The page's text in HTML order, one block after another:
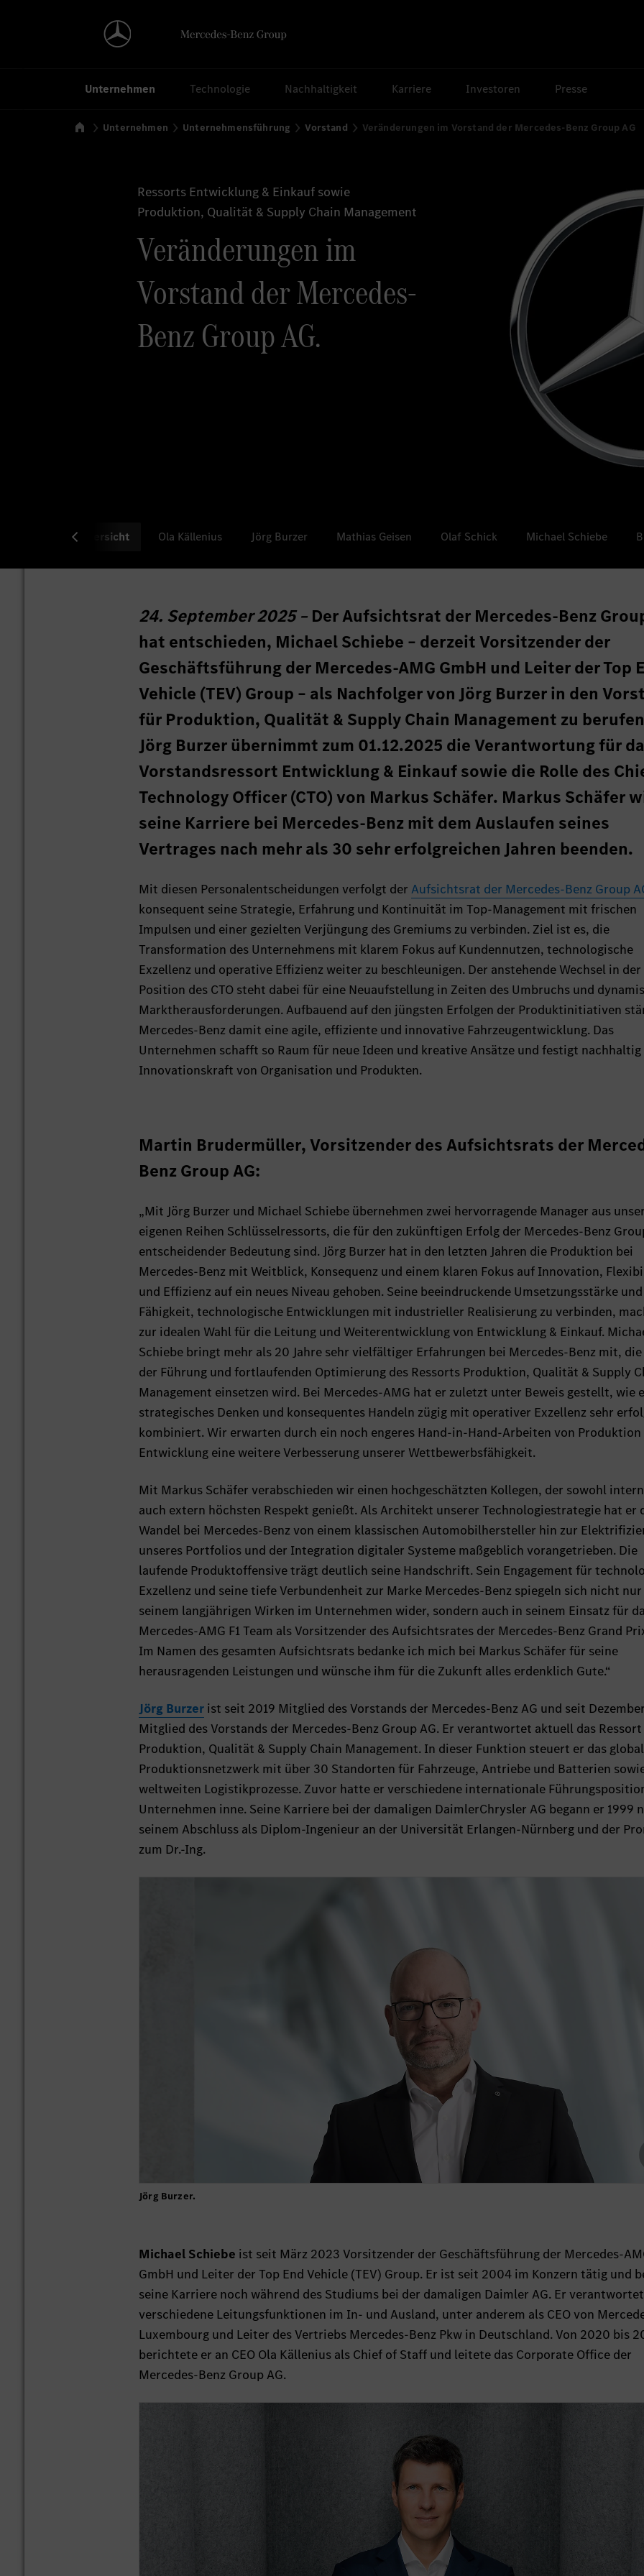
Unternehmen Technologie Nachhaltigkeit Karriere Investoren Presse
Startseite
Unternehmen Unternehmensführung Vorstand Veränderungen im Vorstand der Mercedes-Benz Group AG
Ressorts Entwicklung & Einkauf sowie
Produktion, Qualität & Supply Chain Management
Veränderungen im
Vorstand der Mercedes-
Benz Group AG.
Übersicht Ola Källenius Jörg Burzer Mathias Geisen Olaf Schick Michael Schiebe
24. September 2025 – Der Aufsichtsrat der Mercedes-Benz
hat entschieden, Michael Schiebe – derzeit Vorsitzender der
Geschäftsführung der Mercedes-AMG GmbH und Leiter der Top
Vehicle (TEV) Group – als Nachfolger von Jörg Burzer in den
für Produktion, Qualität & Supply Chain Management zu
Jörg Burzer übernimmt zum 01.12.2025 die Verantwortung für
Vorstandsressort Entwicklung & Einkauf sowie die Rolle des
Technology Officer (CTO) von Markus Schäfer. Markus Schäfer
seine Karriere bei Mercedes-Benz mit dem Auslaufen seines
Vertrages nach mehr als 30 sehr erfolgreichen Jahren beenden.
Mit diesen Personalentscheidungen verfolgt derAufsichtsrat der Mercedes-Benz Group
konsequent seine Strategie, Erfahrung und Kontinuität im Top-Management mit frischen
Impulsen und einer gezielten Verjüngung des Gremiums zu verbinden. Ziel ist es, die
Transformation des Unternehmens mit klarem Fokus auf Kundennutzen, technologische
Exzellenz und operative Effizienz weiter zu beschleunigen. Der anstehende Wechsel in der
Position des CTO steht dabei für eine Neuaufstellung in Zeiten des Umbruchs und
Marktherausforderungen. Aufbauend auf den jüngsten Erfolgen der Produktinitiativen
Mercedes-Benz damit eine agile, effiziente und innovative Fahrzeugentwicklung. Das
Unternehmen schafft so Raum für neue Ideen und kreative Ansätze und festigt
Innovationskraft von Organisation und Produkten.
Martin Brudermüller, Vorsitzender des Aufsichtsrats der
Benz Group AG:
„Mit Jörg Burzer und Michael Schiebe übernehmen zwei hervorragende Manager aus
eigenen Reihen Schlüsselressorts, die für den zukünftigen Erfolg der Mercedes-Benz
entscheidender Bedeutung sind. Jörg Burzer hat in den letzten Jahren die Produktion bei
Mercedes-Benz mit Weitblick, Konsequenz und einem klaren Fokus auf Innovation,
und Effizienz auf ein neues Niveau gehoben. Seine beeindruckende Umsetzungsstärke
Fähigkeit, technologische Entwicklungen mit industrieller Realisierung zu verbinden,
zur idealen Wahl für die Leitung und Weiterentwicklung von Entwicklung & Einkauf.
Schiebe bringt mehr als 20 Jahre sehr vielfältiger Erfahrungen bei Mercedes-Benz mit,
der Führung und fortlaufenden Optimierung des Ressorts Produktion, Qualität & Supply
Management einsetzen wird. Bei Mercedes-AMG hat er zuletzt unter Beweis gestellt, wie
strategisches Denken und konsequentes Handeln zügig mit operativer Exzellenz sehr
kombiniert. Wir erwarten durch ein noch engeres Hand-in-Hand-Arbeiten von Produktion
Entwicklung eine weitere Verbesserung unserer Wettbewerbsfähigkeit.
Mit Markus Schäfer verabschieden wir einen hochgeschätzten Kollegen, der sowohl
auch extern höchsten Respekt genießt. Als Architekt unserer Technologiestrategie hat er
Wandel bei Mercedes-Benz von einem klassischen Automobilhersteller hin zur
unseres Portfolios und der Integration digitaler Systeme maßgeblich vorangetrieben. Die
laufende Produktoffensive trägt deutlich seine Handschrift. Sein Engagement für
Exzellenz und seine tiefe Verbundenheit zur Marke Mercedes-Benz spiegeln sich nicht
seinem langjährigen Wirken im Unternehmen wider, sondern auch in seinem Einsatz für
Mercedes-AMG F1 Team als Vorsitzender des Aufsichtsrates der Mercedes-Benz Grand
Im Namen des gesamten Aufsichtsrats bedanke ich mich bei Markus Schäfer für seine
herausragenden Leistungen und wünsche ihm für die Zukunft alles erdenklich Gute.“
Jörg Burzer ist seit 2019 Mitglied des Vorstands der Mercedes-Benz AG und seit
Mitglied des Vorstands der Mercedes-Benz Group AG. Er verantwortet aktuell das Ressort
Produktion, Qualität & Supply Chain Management. In dieser Funktion steuert er das
Produktionsnetzwerk mit über 30 Standorten für Fahrzeuge, Antriebe und Batterien
weltweiten Logistikprozesse. Zuvor hatte er verschiedene internationale
Unternehmen inne. Seine Karriere bei der damaligen DaimlerChrysler AG begann er 1999
seinem Abschluss als Diplom-Ingenieur an der Universität Erlangen-Nürnberg und der
zum Dr.-Ing.
Jörg Burzer.
Michael Schiebe ist seit März 2023 Vorsitzender der Geschäftsführung der Mercedes-
GmbH und Leiter der Top End Vehicle (TEV) Group. Er ist seit 2004 im Konzern tätig und
seine Karriere noch während des Studiums bei der damaligen Daimler AG. Er
verschiedene Leitungsfunktionen im In- und Ausland, unter anderem als CEO von
Luxembourg und Leiter des Vertriebs Mercedes-Benz Pkw in Deutschland. Von 2020 bis
berichtete er an CEO Ola Källenius als Chief of Staff und leitete das Corporate Office der
Mercedes-Benz Group AG.